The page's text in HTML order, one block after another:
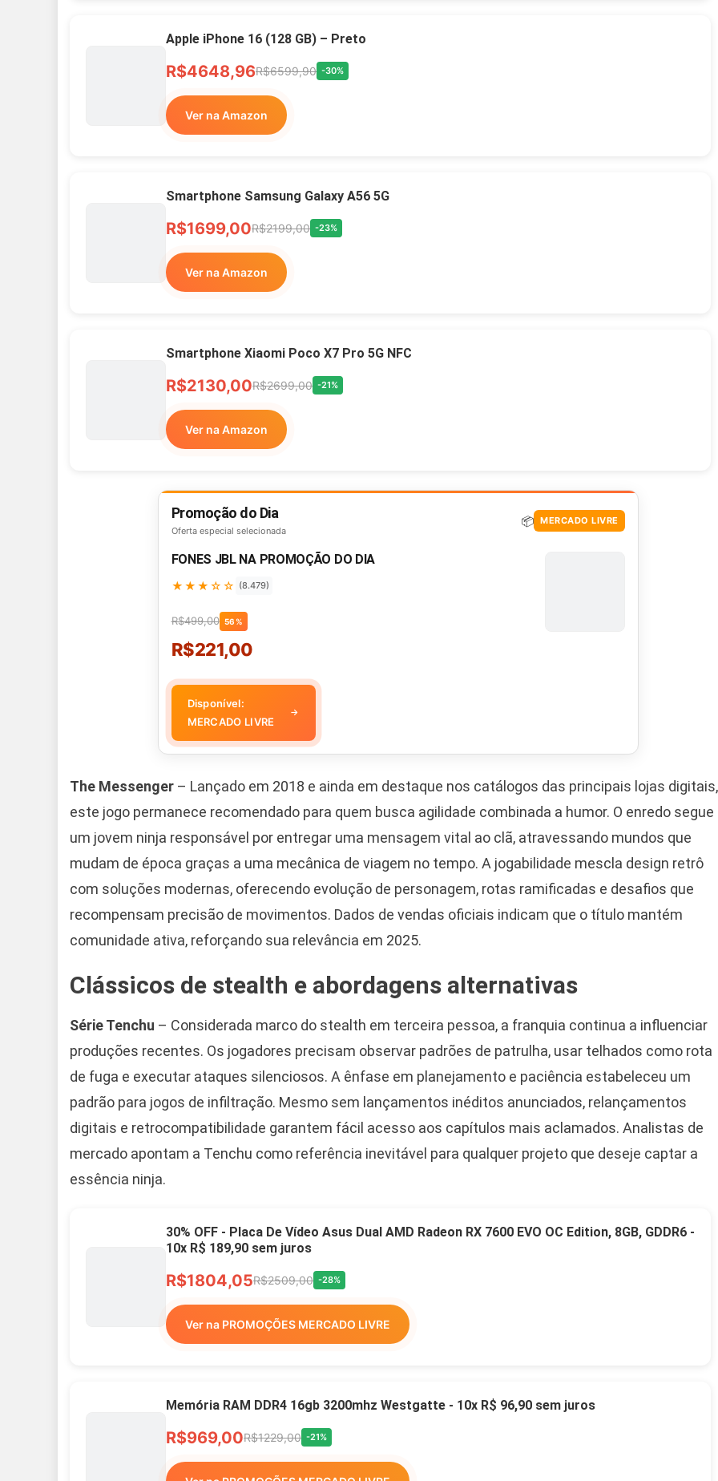
Apple iPhone 16 (128 GB) – Preto
R$4648,96R$6599,90 -30%
Ver na Amazon
Smartphone Samsung Galaxy A56 5G
R$1699,00R$2199,00 -23%
Ver na Amazon
Smartphone Xiaomi Poco X7 Pro 5G NFC
R$2130,00R$2699,00 -21%
Ver na Amazon
Promoção do Dia
Oferta especial selecionada
📦 MERCADO LIVRE
FONES JBL NA PROMOÇÃO DO DIA
★★★☆☆ (8.479)
R$499,00 56%
R$221,00
Disponível:
MERCADO LIVRE
→
The Messenger – Lançado em 2018 e ainda em destaque nos catálogos das principais lojas digitais,
este jogo permanece recomendado para quem busca agilidade combinada a humor. O enredo segue
um jovem ninja responsável por entregar uma mensagem vital ao clã, atravessando mundos que
mudam de época graças a uma mecânica de viagem no tempo. A jogabilidade mescla design retrô
com soluções modernas, oferecendo evolução de personagem, rotas ramificadas e desafios que
recompensam precisão de movimentos. Dados de vendas oficiais indicam que o título mantém
comunidade ativa, reforçando sua relevância em 2025.
Clássicos de stealth e abordagens alternativas
Série Tenchu – Considerada marco do stealth em terceira pessoa, a franquia continua a influenciar
produções recentes. Os jogadores precisam observar padrões de patrulha, usar telhados como rota
de fuga e executar ataques silenciosos. A ênfase em planejamento e paciência estabeleceu um
padrão para jogos de infiltração. Mesmo sem lançamentos inéditos anunciados, relançamentos
digitais e retrocompatibilidade garantem fácil acesso aos capítulos mais aclamados. Analistas de
mercado apontam a Tenchu como referência inevitável para qualquer projeto que deseje captar a
essência ninja.
30% OFF - Placa De Vídeo Asus Dual AMD Radeon RX 7600 EVO OC Edition, 8GB, GDDR6 -
10x R$ 189,90 sem juros
R$1804,05R$2509,00 -28%
Ver na PROMOÇÕES MERCADO LIVRE
Memória RAM DDR4 16gb 3200mhz Westgatte - 10x R$ 96,90 sem juros
R$969,00R$1229,00 -21%